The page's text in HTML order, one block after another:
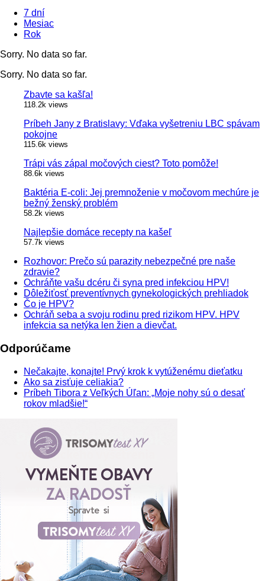
7 dní
Mesiac
Rok
Sorry. No data so far.
Sorry. No data so far.
Zbavte sa kašľa!
118.2k views
Príbeh Jany z Bratislavy: Vďaka vyšetreniu LBC spávam
pokojne
115.6k views
Trápi vás zápal močových ciest? Toto pomôže!
88.6k views
Baktéria E-coli: Jej premnoženie v močovom mechúre je
bežný ženský problém
58.2k views
Najlepšie domáce recepty na kašeľ
57.7k views
Rozhovor: Prečo sú parazity nebezpečné pre naše
zdravie?
Ochráňte vašu dcéru či syna pred infekciou HPV!
Dôležiťosť preventívnych gynekologických prehliadok
Čo je HPV?
Ochráň seba a svoju rodinu pred rizikom HPV. HPV
infekcia sa netýka len žien a dievčat.
Odporúčame
Nečakajte, konajte! Prvý krok k vytúženému dieťatku
Ako sa zisťuje celiakia?
Príbeh Tibora z Veľkých Úľan: „Moje nohy sú o desať
rokov mladšie!“